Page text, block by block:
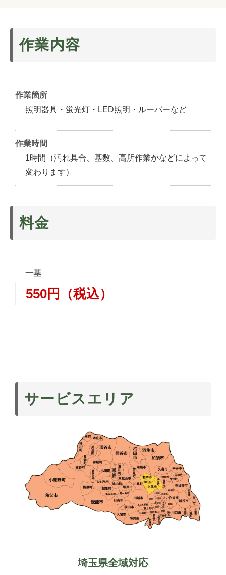
浴室セット
3時間お手伝いセット
作業内容
作業箇所
照明器具・蛍光灯・LED照明・ルーバーなど
作業時間
1時間（汚れ具合、基数、高所作業かなどによって
変わります）
料金
一基
550円（税込）
サービスエリア
埼玉県全域対応